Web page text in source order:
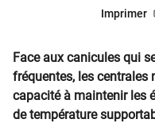
Imprimer
Face aux canicules qui
fréquentes, les centrales
capacité à maintenir les
de température